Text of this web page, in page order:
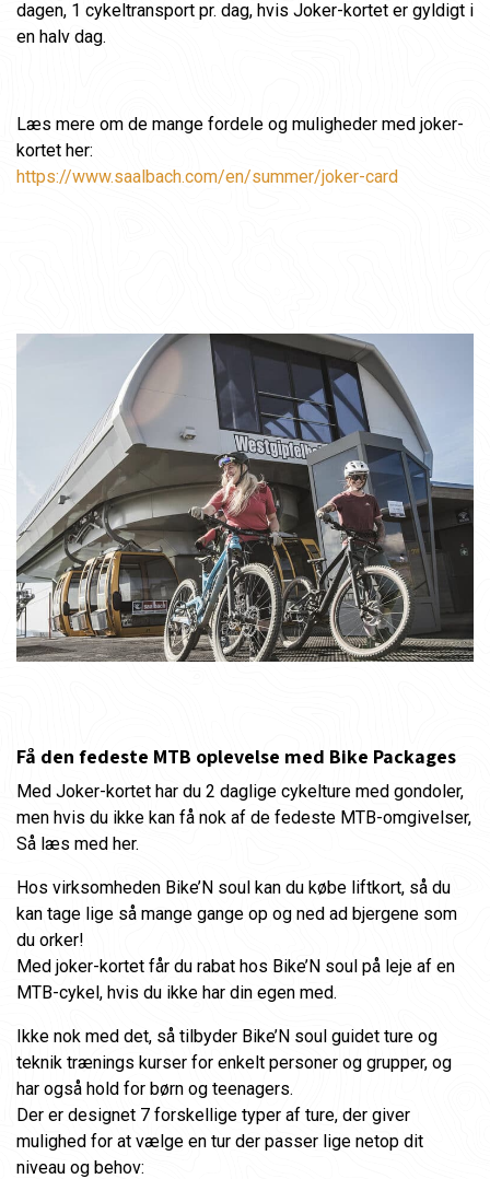
dagen, 1 cykeltransport pr. dag, hvis Joker-kortet er gyldigt i
en halv dag.
Læs mere om de mange fordele og muligheder med joker-
kortet her:
https://www.saalbach.com/en/summer/joker-card
Få den fedeste MTB oplevelse med Bike Packages
Med Joker-kortet har du 2 daglige cykelture med gondoler,
men hvis du ikke kan få nok af de fedeste MTB-omgivelser,
Så læs med her.
Hos virksomheden Bike’N soul kan du købe liftkort, så du
kan tage lige så mange gange op og ned ad bjergene som
du orker!
Med joker-kortet får du rabat hos Bike’N soul på leje af en
MTB-cykel, hvis du ikke har din egen med.
Ikke nok med det, så tilbyder Bike’N soul guidet ture og
teknik trænings kurser for enkelt personer og grupper, og
har også hold for børn og teenagers.
Der er designet 7 forskellige typer af ture, der giver
mulighed for at vælge en tur der passer lige netop dit
niveau og behov: